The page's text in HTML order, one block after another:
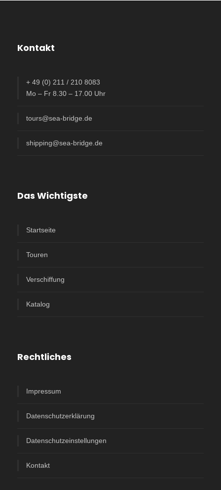
Kontakt
+ 49 (0) 211 / 210 8083
Mo – Fr 8.30 – 17.00 Uhr
tours@sea-bridge.de
shipping@sea-bridge.de
Das Wichtigste
Startseite
Touren
Verschiffung
Katalog
Rechtliches
Impressum
Datenschutzerklärung
Datenschutzeinstellungen
Kontakt